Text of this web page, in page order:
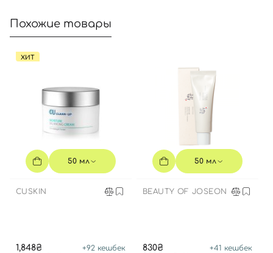
Похожие товары
ХИТ
50 мл
CUSKIN
1,848₴ +92 кешбек
50 мл
BEAUTY OF JOSEON
830₴ +41 кешбек
Отправляя форму для авторизации/регистрации, вы
принимаете условия
Пользовательские соглашения
Войти с помощью e-mail